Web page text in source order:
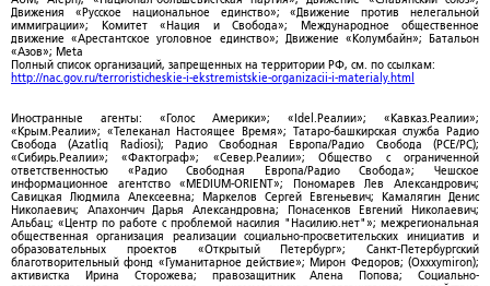
Движения «Русское национальное единство»; «Движение против нелегальной
иммиграции»; Комитет «Нация и Свобода»; Международное общественное
движение «Арестантское уголовное единство»; Движение «Колумбайн»; Батальон
«Азов»; Meta
Полный список организаций, запрещенных на территории РФ, см. по ссылкам:
http://nac.gov.ru/terroristicheskie-i-ekstremistskie-organizacii-i-materialy.html
Иностранные агенты: «Голос Америки»; «Idel.Реалии»; «Кавказ.Реалии»;
«Крым.Реалии»; «Телеканал Настоящее Время»; Татаро-башкирская служба Радио
Свобода (Azatliq Radiosi); Радио Свободная Европа/Радио Свобода (PCE/PC);
«Сибирь.Реалии»; «Фактограф»; «Север.Реалии»; Общество с ограниченной
ответственностью «Радио Свободная Европа/Радио Свобода»; Чешское
информационное агентство «MEDIUM-ORIENT»; Пономарев Лев Александрович;
Савицкая Людмила Алексеевна; Маркелов Сергей Евгеньевич; Камалягин Денис
Николаевич; Апахончич Дарья Александровна; Понасенков Евгений Николаевич;
Альбац; «Центр по работе с проблемой насилия "Насилию.нет"»; межрегиональная
общественная организация реализации социально-просветительских инициатив и
образовательных проектов «Открытый Петербург»; Санкт-Петербургский
благотворительный фонд «Гуманитарное действие»; Мирон Федоров; (Oxxxymiron);
активистка Ирина Сторожева; правозащитник Алена Попова; Социально-